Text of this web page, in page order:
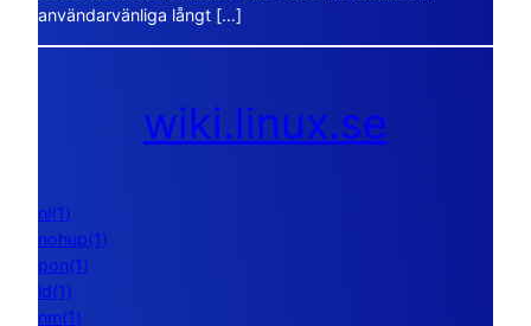
användarvänliga långt […]
wiki.linux.se
nl(1)
nohup(1)
pon(1)
ld(1)
nm(1)